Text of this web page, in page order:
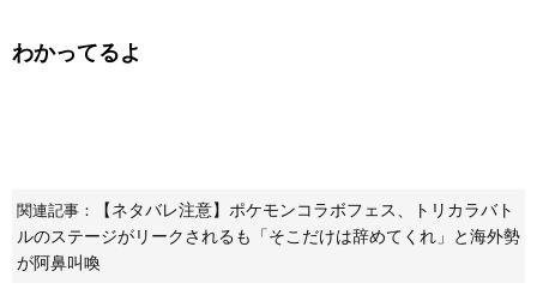
わかってるよ
関連記事：
【ネタバレ注意】ポケモンコラボフェス、トリカラバト
ルのステージがリークされるも「そこだけは辞めてくれ」と海外勢
が阿鼻叫喚